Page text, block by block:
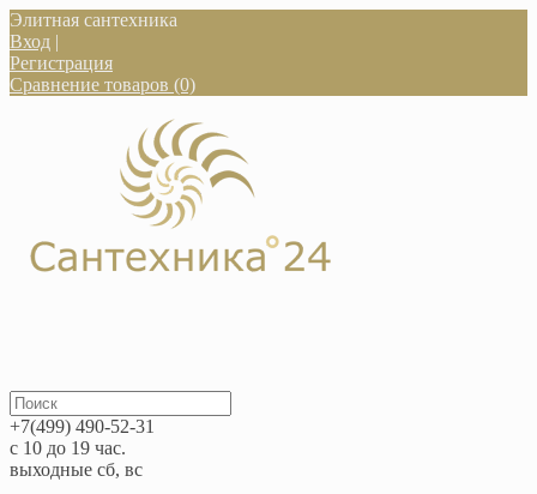
Элитная сантехника
Вход |
Регистрация
Сравнение товаров (0)
+7(499) 490-52-31
с 10 до 19 час.
выходные сб, вс